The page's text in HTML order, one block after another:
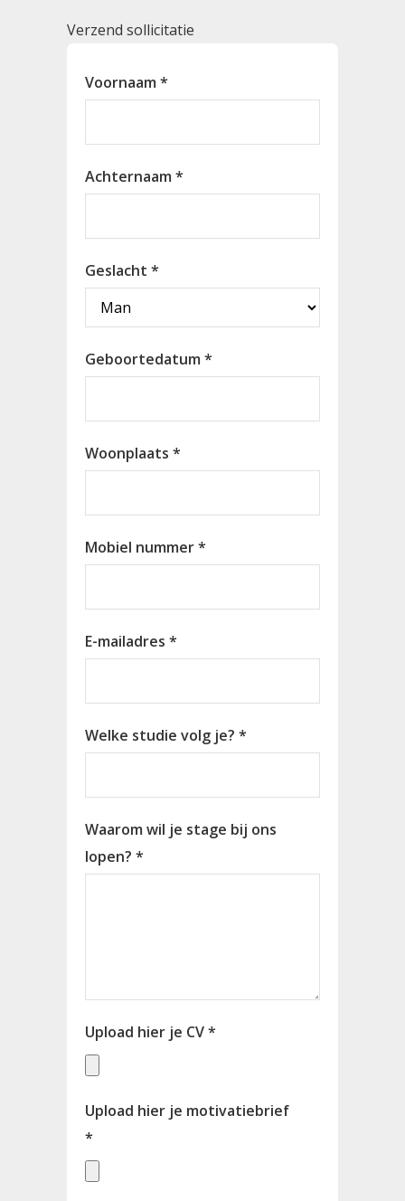
Verzend sollicitatie
Voornaam *
Achternaam *
Geslacht *
Geboortedatum *
Woonplaats *
Mobiel nummer *
E-mailadres *
Welke studie volg je? *
Waarom wil je stage bij ons
lopen? *
Upload hier je CV *
Upload hier je motivatiebrief
*